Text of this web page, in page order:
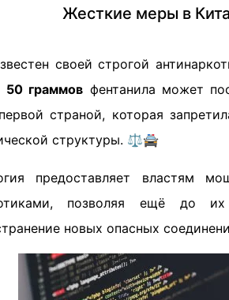
Жесткие меры в
своей строгой
50 граммов фентанила может
страной, которая
структуры. ⚖️🚔
предоставляет властям
позволяя ещё до
новых опасных